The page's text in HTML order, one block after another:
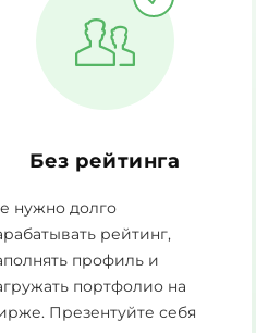
Без рейтинга
нужно долго
рейтинг,
профиль и
портфолио на
Презентуйте себя